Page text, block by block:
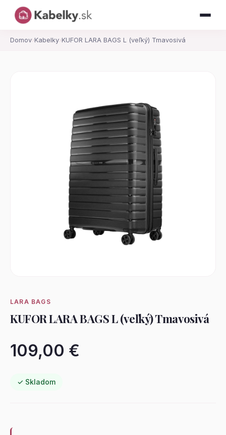
Domov› Kabelky› KUFOR LARA BAGS L (veľký) Tmavosivá
LARA BAGS
KUFOR LARA BAGS L (veľký) Tmavosivá
109,00 €
✓ Skladom